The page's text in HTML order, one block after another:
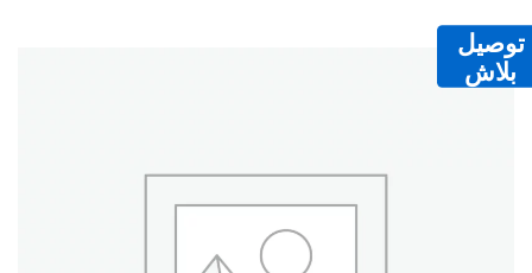
توصيل
بلاش